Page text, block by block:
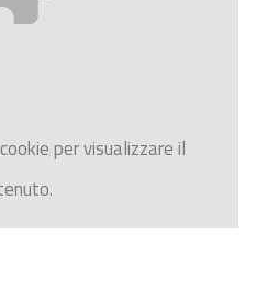
cookie per visualizzare il